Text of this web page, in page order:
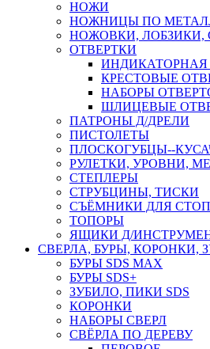
НОЖИ
НОЖНИЦЫ ПО
НОЖОВКИ, ЛОБЗИКИ,
ОТВЕРТКИ
ИНДИКАТОРНАЯ
КРЕСТОВЫЕ
НАБОРЫ
ШЛИЦЕВЫЕ
ПАТРОНЫ Д/ДРЕЛИ
ПИСТОЛЕТЫ
ПЛОСКОГУБЦЫ--
РУЛЕТКИ, УРОВНИ,
СТЕПЛЕРЫ
СТРУБЦИНЫ, ТИСКИ
СЪЁМНИКИ ДЛЯ
ТОПОРЫ
ЯЩИКИ Д/
СВЕРЛА, БУРЫ, КОРОНКИ,
БУРЫ SDS MAX
БУРЫ SDS+
ЗУБИЛО, ПИКИ SDS
КОРОНКИ
НАБОРЫ СВЕРЛ
СВЁРЛА ПО ДЕРЕВУ